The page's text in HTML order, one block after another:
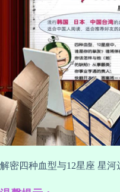
解密四种血型与12星座 星